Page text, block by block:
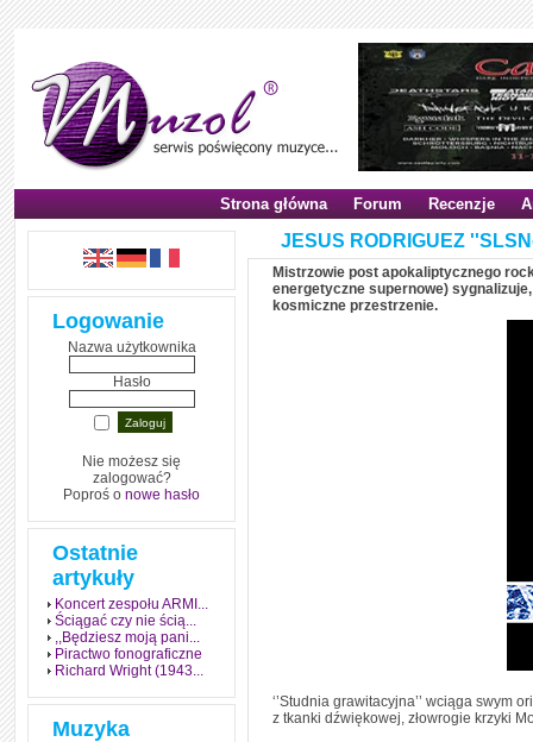
Strona główna Forum Recenzje
Logowanie
Nazwa użytkownika
Hasło
Nie możesz się
zalogować?
Poproś o nowe hasło
Ostatnie
artykuły
Koncert zespołu ARMI...
Ściągać czy nie ścią...
,,Będziesz moją pani...
Piractwo fonograficzne
Richard Wright (1943...
Muzyka
JESUS RODRIGUEZ
Mistrzowie post apokaliptycznego
energetyczne supernowe)
kosmiczne przestrzenie.
‘’Studnia grawitacyjna’’ wciąga swym
z tkanki dźwiękowej, złowrogie krzyki